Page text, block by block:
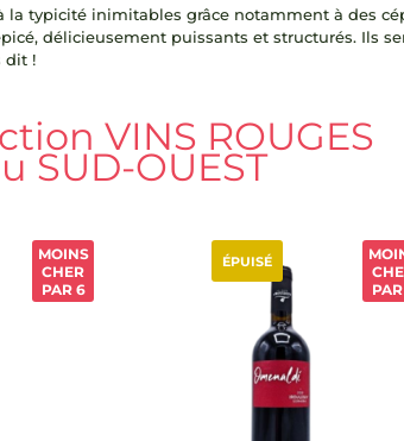
typicité inimitables grâce notamment à des
délicieusement puissants et structurés. Ils
dit !
VINS ROUGES
SUD-OUEST
MOINS
CHER
PAR 6
ÉPUISÉ